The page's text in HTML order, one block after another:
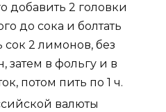
добавить 2 головки
до сока и болтать
сок 2 лимонов, без
затем в фольгу и в
потом пить по 1 ч.
валюты